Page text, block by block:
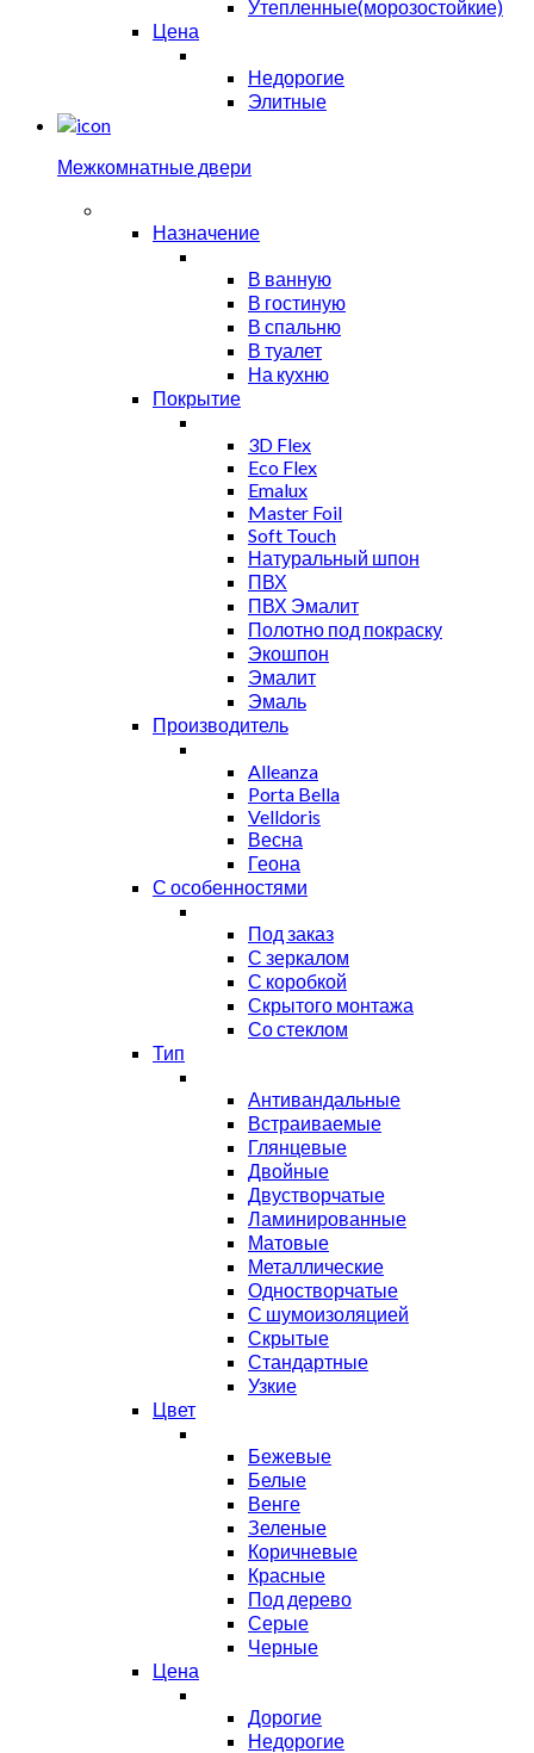
Утепленные(морозостойкие)
Цена
Недорогие
Элитные
Межкомнатные двери
Назначение
В ванную
В гостиную
В спальню
В туалет
На кухню
Покрытие
3D Flex
Eco Flex
Emalux
Master Foil
Soft Touch
Натуральный шпон
ПВХ
ПВХ Эмалит
Полотно под покраску
Экошпон
Эмалит
Эмаль
Производитель
Alleanza
Porta Bella
Velldoris
Весна
Геона
С особенностями
Под заказ
С зеркалом
С коробкой
Скрытого монтажа
Со стеклом
Тип
Антивандальные
Встраиваемые
Глянцевые
Двойные
Двустворчатые
Ламинированные
Матовые
Металлические
Одностворчатые
С шумоизоляцией
Скрытые
Стандартные
Узкие
Цвет
Бежевые
Белые
Венге
Зеленые
Коричневые
Красные
Под дерево
Серые
Черные
Цена
Дорогие
Недорогие